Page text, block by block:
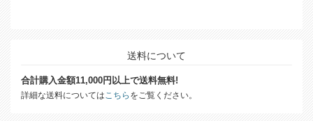
送料について
合計購入金額11,000円以上で送料無料!
詳細な送料についてはこちら をご覧ください。